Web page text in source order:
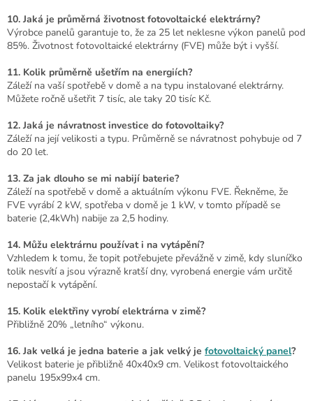
10. Jaká je průměrná životnost fotovoltaické elektrárny?
Výrobce panelů garantuje to, že za 25 let neklesne výkon panelů pod
85%. Životnost fotovoltaické elektrárny (FVE) může být i vyšší.
11. Kolik průměrně ušetřím na energiích?
Záleží na vaší spotřebě v domě a na typu instalované elektrárny.
Můžete ročně ušetřit 7 tisíc, ale taky 20 tisíc Kč.
12. Jaká je návratnost investice do fotovoltaiky?
Záleží na její velikosti a typu. Průměrně se návratnost pohybuje od 7
do 20 let.
13. Za jak dlouho se mi nabijí baterie?
Záleží na spotřebě v domě a aktuálním výkonu FVE. Řekněme, že
FVE vyrábí 2 kW, spotřeba v domě je 1 kW, v tomto případě se
baterie (2,4kWh) nabije za 2,5 hodiny.
14. Můžu elektrárnu používat i na vytápění?
Vzhledem k tomu, že topit potřebujete převážně v zimě, kdy sluníčko
tolik nesvítí a jsou výrazně kratší dny, vyrobená energie vám určitě
nepostačí k vytápění.
15. Kolik elektřiny vyrobí elektrárna v zimě?
Přibližně 20% „letního“ výkonu.
16. Jak velká je jedna baterie a jak velký je fotovoltaický panel?
Velikost baterie je přibližně 40x40x9 cm. Velikost fotovoltaického
panelu 195x99x4 cm.